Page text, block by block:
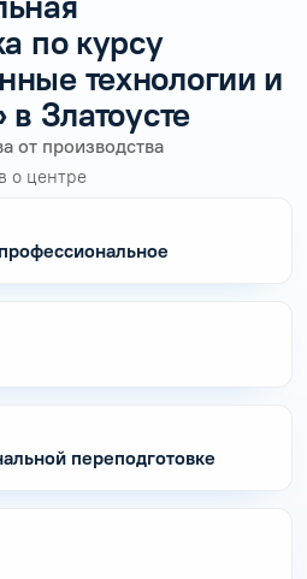
по курсу
технологии и
в Златоусте
от производства
о центре
переподготовке